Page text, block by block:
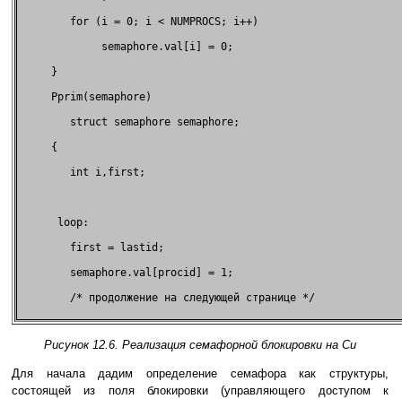
for (i = 0; i < NUMPROCS;
semaphore.val[i] =
struct semaphore
int
first =
semaphore.val[procid] =
/* продолжение на следующей странице
Рисунок 12.6. Реализация семафорной блокировки на Си
Для начала дадим определение семафора как структуры,
состоящей из поля блокировки (управляющего доступом к